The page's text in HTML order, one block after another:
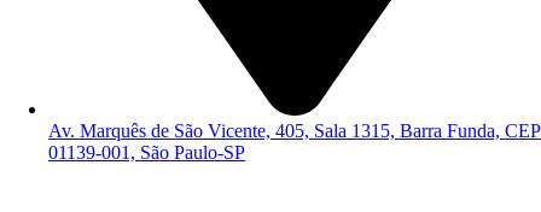
Av. Marquês de São Vicente, 405, Sala 1315, Barra Funda, CEP
01139-001, São Paulo-SP